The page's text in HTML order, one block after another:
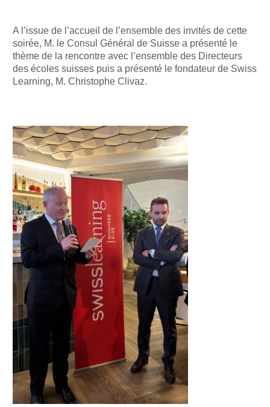
A l’issue de l’accueil de l’ensemble des invités de cette
soirée, M. le Consul Général de Suisse a présenté le
thème de la rencontre avec l’ensemble des Directeurs
des écoles suisses puis a présenté le fondateur de Swiss
Learning, M. Christophe Clivaz.